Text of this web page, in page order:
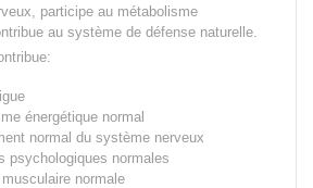
participe au métabolisme
au système de défense naturelle.
énergétique normal
normal du système nerveux
psychologiques normales
normale